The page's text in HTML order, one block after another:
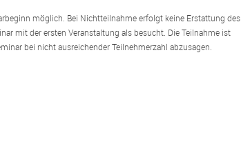
möglich. Bei Nichtteilnahme erfolgt keine Erstattung des
mit der ersten Veranstaltung als besucht. Die Teilnahme ist
bei nicht ausreichender Teilnehmerzahl abzusagen.